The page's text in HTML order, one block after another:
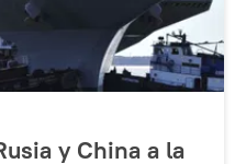
y China a la